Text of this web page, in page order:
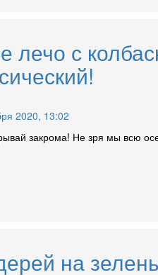
лечо с
2020, 13:02
закрома! Не зря мы всю
на